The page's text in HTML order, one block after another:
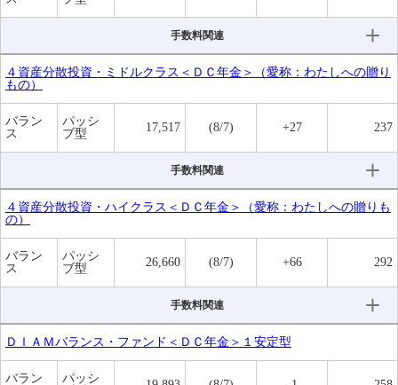
手数料関連
４資産分散投資・ミドルクラス＜ＤＣ年金＞（愛称：わたしへの贈り
もの）
バラン
ス
パッシ
ブ型
17,517 (8/7) +27 237
手数料関連
４資産分散投資・ハイクラス＜ＤＣ年金＞（愛称：わたしへの贈りも
の）
バラン
ス
パッシ
ブ型
26,660 (8/7) +66 292
手数料関連
ＤＩＡＭバランス・ファンド＜ＤＣ年金＞１安定型
バラン
パッシ